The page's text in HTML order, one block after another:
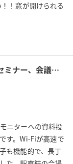
！窓が開けられる
駅直結！横浜駅徒歩30秒｜最大15名｜セミナー、会議の利用に最適！エキニア横浜｜5階ハマポート「パプリカ」
ニターへの資料投
す。Wi-Fiが高速で
も機能的で、長丁